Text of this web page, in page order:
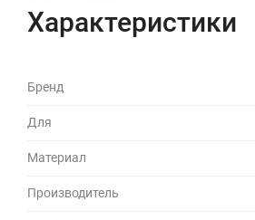
Характеристики
Бренд
Для
Материал
Производитель